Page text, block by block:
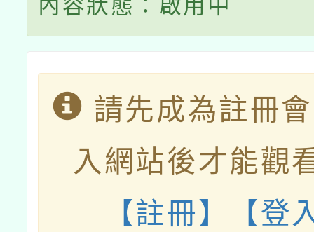
內容狀態：啟用中
請先成為註冊
入網站後才能觀
【註冊】
【登